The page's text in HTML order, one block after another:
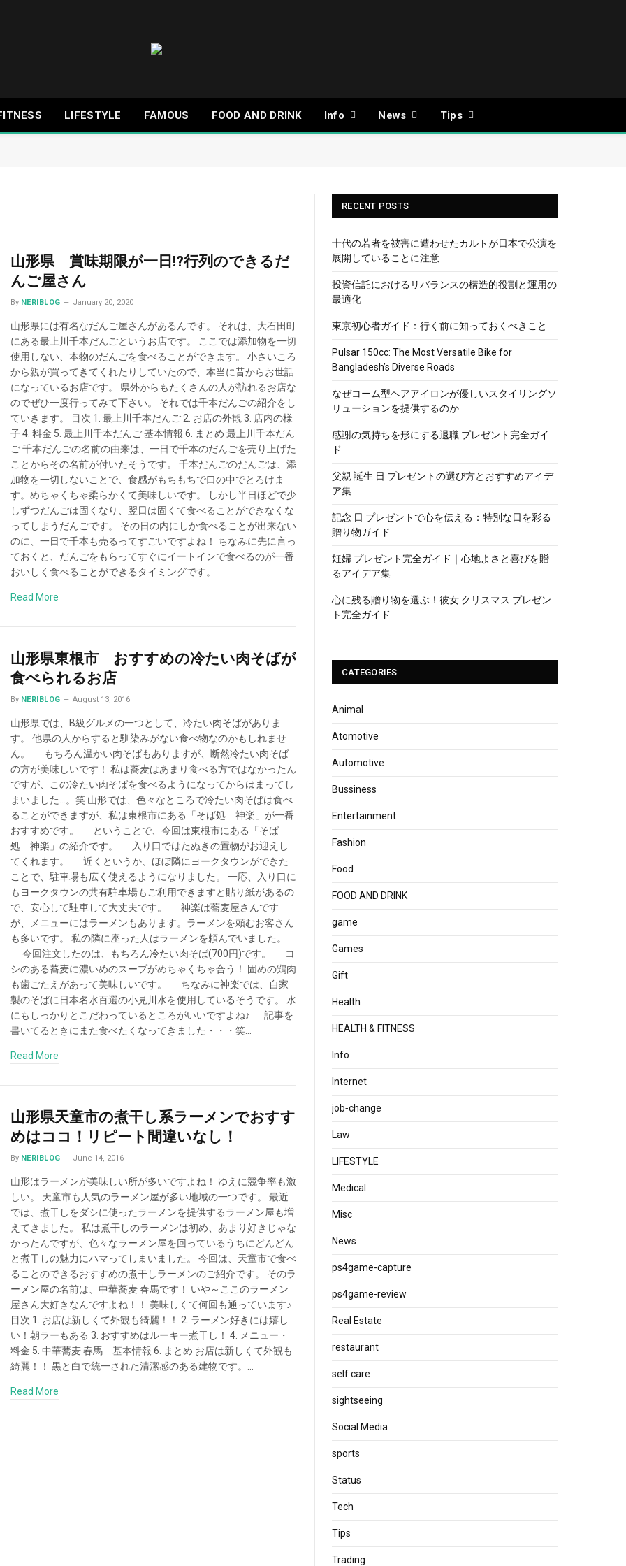
LIFESTYLE FAMOUS FOOD AND DRINK Info News Tips
山形県 賞味期限が一日!?行列のできるだ
んご屋さん
By NERIBLOG January 20, 2020
山形県には有名なだんご屋さんがあるんです。 それは、大石田町
にある最上川千本だんごというお店です。 ここでは添加物を一切
使用しない、本物のだんごを食べることができます。 小さいころ
から親が買ってきてくれたりしていたので、本当に昔からお世話
になっているお店です。 県外からもたくさんの人が訪れるお店な
のでぜひ一度行ってみて下さい。 それでは千本だんごの紹介をし
ていきます。 目次 1. 最上川千本だんご 2. お店の外観 3. 店内の様
子 4. 料金 5. 最上川千本だんご 基本情報 6. まとめ 最上川千本だん
ご 千本だんごの名前の由来は、一日で千本のだんごを売り上げた
ことからその名前が付いたそうです。 千本だんごのだんごは、添
加物を一切しないことで、食感がもちもちで口の中でとろけま
す。めちゃくちゃ柔らかくて美味しいです。 しかし半日ほどで少
しずつだんごは固くなり、翌日は固くて食べることができなくな
ってしまうだんごです。 その日の内にしか食べることが出来ない
のに、一日で千本も売るってすごいですよね！ ちなみに先に言っ
ておくと、だんごをもらってすぐにイートインで食べるのが一番
おいしく食べることができるタイミングです。…
Read More
山形県東根市 おすすめの冷たい肉そばが
食べられるお店
By NERIBLOG August 13, 2016
山形県では、B級グルメの一つとして、冷たい肉そばがありま
す。 他県の人からすると馴染みがない食べ物なのかもしれませ
ん。 もちろん温かい肉そばもありますが、断然冷たい肉そば
の方が美味しいです！ 私は蕎麦はあまり食べる方ではなかったん
ですが、この冷たい肉そばを食べるようになってからはまってし
まいました…。笑 山形では、色々なところで冷たい肉そばは食べ
ることができますが、私は東根市にある「そば処 神楽」が一番
おすすめです。 ということで、今回は東根市にある「そば
処 神楽」の紹介です。 入り口ではたぬきの置物がお迎えし
てくれます。 近くというか、ほぼ隣にヨークタウンができた
ことで、駐車場も広く使えるようになりました。 一応、入り口に
もヨークタウンの共有駐車場もご利用できますと貼り紙があるの
で、安心して駐車して大丈夫です。 神楽は蕎麦屋さんです
が、メニューにはラーメンもあります。ラーメンを頼むお客さん
も多いです。 私の隣に座った人はラーメンを頼んでいました。
今回注文したのは、もちろん冷たい肉そば(700円)です。 コ
シのある蕎麦に濃いめのスープがめちゃくちゃ合う！ 固めの鶏肉
も歯ごたえがあって美味しいです。 ちなみに神楽では、自家
製のそばに日本名水百選の小見川水を使用しているそうです。 水
にもしっかりとこだわっているところがいいですよね♪ 記事を
書いてるときにまた食べたくなってきました・・・笑…
Read More
山形県天童市の煮干し系ラーメンでおすす
めはココ！リピート間違いなし！
By NERIBLOG June 14, 2016
山形はラーメンが美味しい所が多いですよね！ ゆえに競争率も激
しい。 天童市も人気のラーメン屋が多い地域の一つです。 最近
では、煮干しをダシに使ったラーメンを提供するラーメン屋も増
えてきました。 私は煮干しのラーメンは初め、あまり好きじゃな
かったんですが、色々なラーメン屋を回っているうちにどんどん
と煮干しの魅力にハマってしまいました。 今回は、天童市で食べ
ることのできるおすすめの煮干しラーメンのご紹介です。 そのラ
ーメン屋の名前は、中華蕎麦 春馬です！ いや～ここのラーメン
屋さん大好きなんですよね！！ 美味しくて何回も通っています♪
目次 1. お店は新しくて外観も綺麗！！ 2. ラーメン好きには嬉し
い！朝ラーもある 3. おすすめはルーキー煮干し！ 4. メニュー・
料金 5. 中華蕎麦 春馬 基本情報 6. まとめ お店は新しくて外観も
綺麗！！ 黒と白で統一された清潔感のある建物です。…
Read More
RECENT POSTS
十代の若者を被害に遭わせたカルトが日本で公演を
展開していることに注意
投資信託におけるリバランスの構造的役割と運用の
最適化
東京初心者ガイド：行く前に知っておくべきこと
Pulsar 150cc: The Most Versatile Bike for
Bangladesh’s Diverse Roads
なぜコーム型ヘアアイロンが優しいスタイリングソ
リューションを提供するのか
感謝の気持ちを形にする退職 プレゼント完全ガイ
ド
父親 誕生 日 プレゼントの選び方とおすすめアイデ
ア集
記念 日 プレゼントで心を伝える：特別な日を彩る
贈り物ガイド
妊婦 プレゼント完全ガイド｜心地よさと喜びを贈
るアイデア集
心に残る贈り物を選ぶ！彼女 クリスマス プレゼン
ト完全ガイド
CATEGORIES
Animal
Atomotive
Automotive
Bussiness
Entertainment
Fashion
Food
FOOD AND DRINK
game
Games
Gift
Health
HEALTH & FITNESS
Info
Internet
job‐change
Law
LIFESTYLE
Medical
Misc
News
ps4game-capture
ps4game-review
Real Estate
restaurant
self care
sightseeing
Social Media
sports
Status
Tech
Tips
Trading